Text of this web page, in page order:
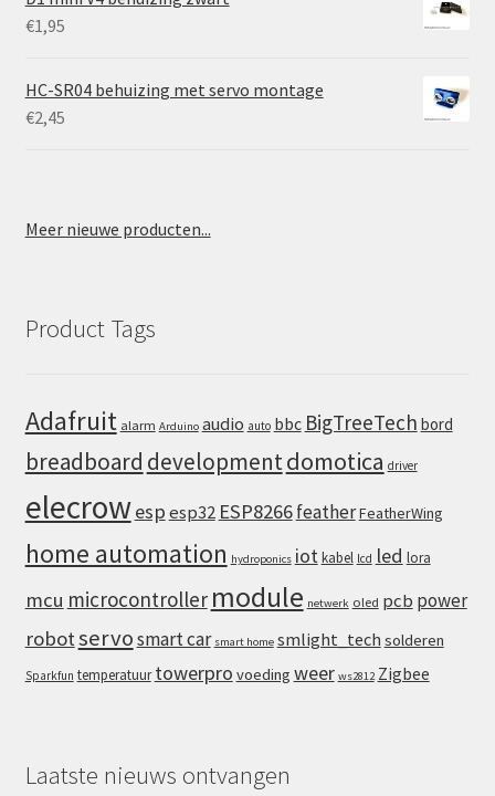
€1,95
HC-SR04 behuizing met servo montage
€2,45
Meer nieuwe producten...
Product Tags
Adafruit alarm Arduino audio auto bbc BigTreeTech bord
breadboard developmentdomotica driver
elecrowespesp32 ESP8266featherFeatherWing
home automation hydroponics iot kabel lcd led lora
mcu microcontroller module netwerk oled pcb power
robotservosmart car smart home smlight_tech solderen
Sparkfun temperatuur towerpro voeding weer ws2812 Zigbee
Laatste nieuws ontvangen